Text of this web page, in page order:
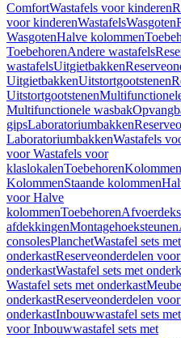
ComfortWastafels voor kinderen
voor kinderenWastafelsWasgoten
WasgotenHalve kolommen
ToebehorenAndere wastafels
wastafelsUitgietbakken
UitgietbakkenUitstortgootstenen
Uitstortgootstenen
Multifunctionele wasbak
gipsLaboratoriumbakken
LaboratoriumbakkenWastafels
voor Wastafels voor
klaslokalenToebehorenKolommen
KolommenStaande kolommen
voor Halve
kolommenToebehoren
afdekkingenMontagehoeksteunen
consolesPlanchetWastafel sets
onderkastReserveonderdelen
onderkastWastafel sets met
Wastafel sets met onderkast
onderkastReserveonderdelen
onderkastInbouwwastafel sets
voor Inbouwwastafel sets met